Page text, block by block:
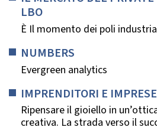
LBO
È Il momento dei poli
NUMBERS
Evergreen analytics
IMPRENDITORI E IMPRESE
Ripensare il gioiello in
creativa. La strada verso il